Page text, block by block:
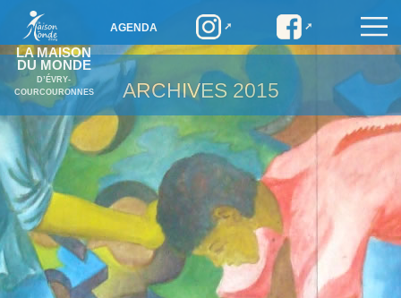
LA MAISON
DU MONDE
D’ÉVRY-
COURCOURONNES
AGENDA
ARCHIVES 2015